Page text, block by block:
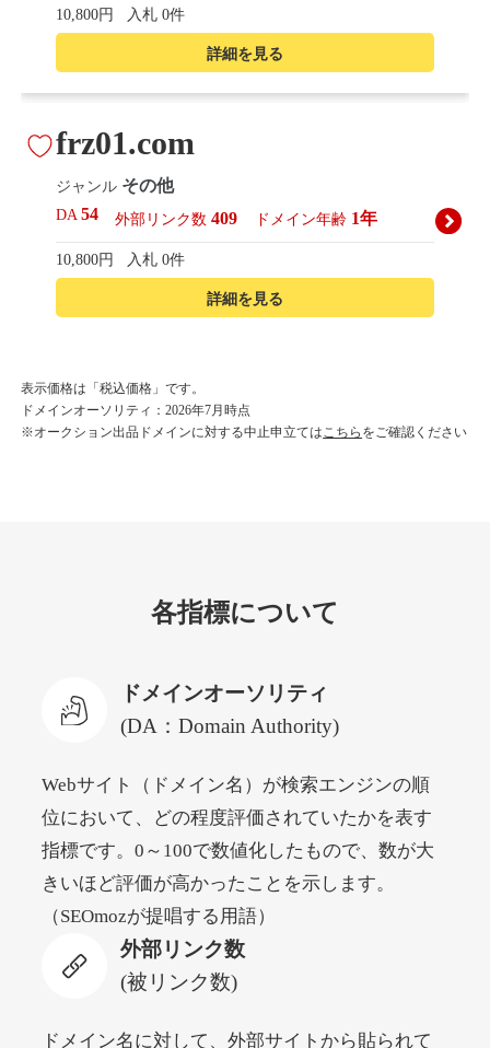
詳細を見る
10,800円 入札 0件
詳細を見る
frz01.com
ジャンル その他
DA54 外部リンク数 409 ドメイン年齢 1年
10,800円 入札 0件
korean-beautyshop.com
ジャンルその他
詳細を見る
newyorktodaylive.com
DA53 外部リンク数 430 ドメイン年齢
詳細を見る
dog-life-jacket.com
ジャンルその他
外部リンク数393
入札 0件
表示価格は「税込価格」です。
ドメインオーソリティ：2026年7月時点
※オークション出品ドメインに対する中止申立てはこちら をご確認ください
各指標について
ドメインオーソリティ
(DA：Domain Authority)
Webサイト（ドメイン名）が検索エンジンの順
位において、どの程度評価されていたかを表す
指標です。0～100で数値化したもので、数が大
きいほど評価が高かったことを示します。
（SEOmozが提唱する用語）
外部リンク数
(被リンク数)
ドメイン名に対して、外部サイトから貼られて